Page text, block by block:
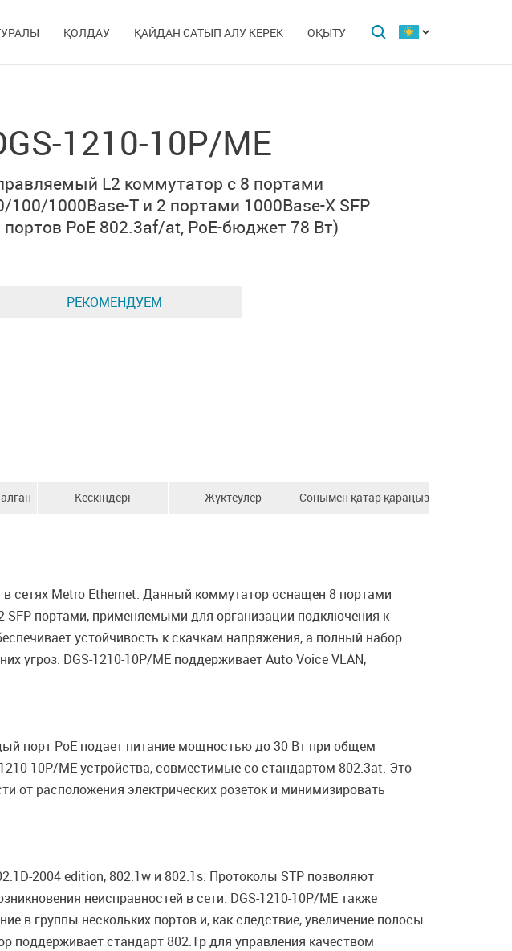
ҚОЛДАУ ҚАЙДАН САТЫП АЛУ КЕРЕК ОҚЫТУ
1210-10P/ME
L2 коммутатор с 8 портами
100/1000Base-T и 2 портами 1000Base-X SFP
портов PoE 802.3af/at, PoE-бюджет 78 Вт)
РЕКОМЕНДУЕМ
Кескіндері Жүктеулер Сонымен қатар қараңыз
сетях Metro Ethernet. Данный коммутатор оснащен 8 портами
SFP-портами, применяемыми для организации подключения к
устойчивость к скачкам напряжения, а полный набор
угроз. DGS-1210-10P/ME поддерживает Auto Voice VLAN,
порт PoE подает питание мощностью до 30 Вт при общем
10P/ME устройства, совместимые со стандартом 802.3at. Это
от расположения электрических розеток и минимизировать
2004 edition, 802.1w и 802.1s. Протоколы STP позволяют
неисправностей в сети. DGS-1210-10P/ME также
в группы нескольких портов и, как следствие, увеличение полосы
поддерживает стандарт 802.1p для управления качеством